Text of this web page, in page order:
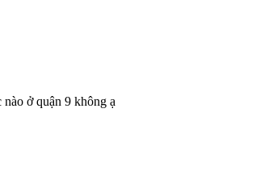
ở quận 9 không ạ